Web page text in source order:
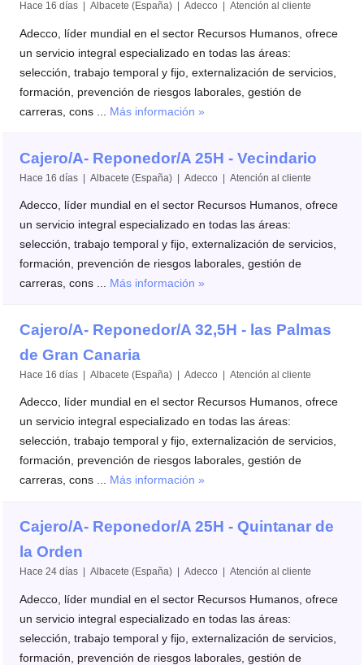
Hace 16 días | Albacete (España) | Adecco | Atención al cliente
Adecco, líder mundial en el sector Recursos Humanos, ofrece
un servicio integral especializado en todas las áreas:
selección, trabajo temporal y fijo, externalización de servicios,
formación, prevención de riesgos laborales, gestión de
carreras, cons ... Más información »
Cajero/A- Reponedor/A 25H - Vecindario
Hace 16 días | Albacete (España) | Adecco | Atención al cliente
Adecco, líder mundial en el sector Recursos Humanos, ofrece
un servicio integral especializado en todas las áreas:
selección, trabajo temporal y fijo, externalización de servicios,
formación, prevención de riesgos laborales, gestión de
carreras, cons ... Más información »
Cajero/A- Reponedor/A 32,5H - las Palmas
de Gran Canaria
Hace 16 días | Albacete (España) | Adecco | Atención al cliente
Adecco, líder mundial en el sector Recursos Humanos, ofrece
un servicio integral especializado en todas las áreas:
selección, trabajo temporal y fijo, externalización de servicios,
formación, prevención de riesgos laborales, gestión de
carreras, cons ... Más información »
Cajero/A- Reponedor/A 25H - Quintanar de
la Orden
Hace 24 días | Albacete (España) | Adecco | Atención al cliente
Adecco, líder mundial en el sector Recursos Humanos, ofrece
un servicio integral especializado en todas las áreas:
selección, trabajo temporal y fijo, externalización de servicios,
formación, prevención de riesgos laborales, gestión de